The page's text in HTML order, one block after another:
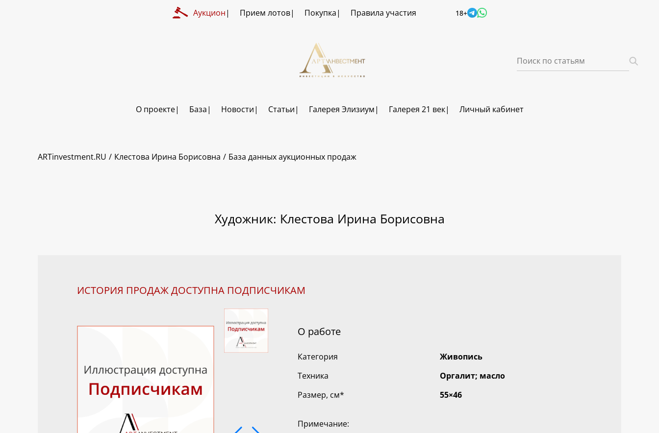
Аукцион Прием лотов Покупка Правила участия 18+
О проекте База Новости Статьи Галерея Элизиум Галерея 21 век Личный кабинет
ARTinvestment.RU Клестова Ирина Борисовна База данных аукционных продаж
Художник: Клестова Ирина Борисовна
ИСТОРИЯ ПРОДАЖ ДОСТУПНА ПОДПИСЧИКАМ
О работе
Категория
Живопись
Техника
Оргалит; масло
Размер, см* 55×46
Примечание: